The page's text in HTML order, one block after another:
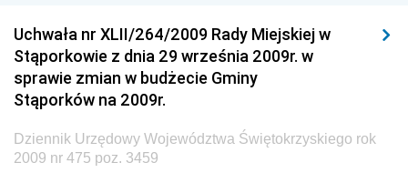
Technologii
Dziennik Urzędowy Ministra Inwestycji i Rozwoju
Dziennik Urzędowy Naczelnego Dyrektora Archiwów
Państwowych
Dziennik Urzędowy Ministra Finansów, Inwestycji i
Rozwoju
Uchwała nr XLII/264/2009 Rady Miejskiej w
Stąporkowie z dnia 29 września 2009r. w
sprawie zmian w budżecie Gminy
Stąporków na 2009r.
Dziennik Urzędowy Województwa Świętokrzyskiego rok
2009 nr 475 poz. 3459